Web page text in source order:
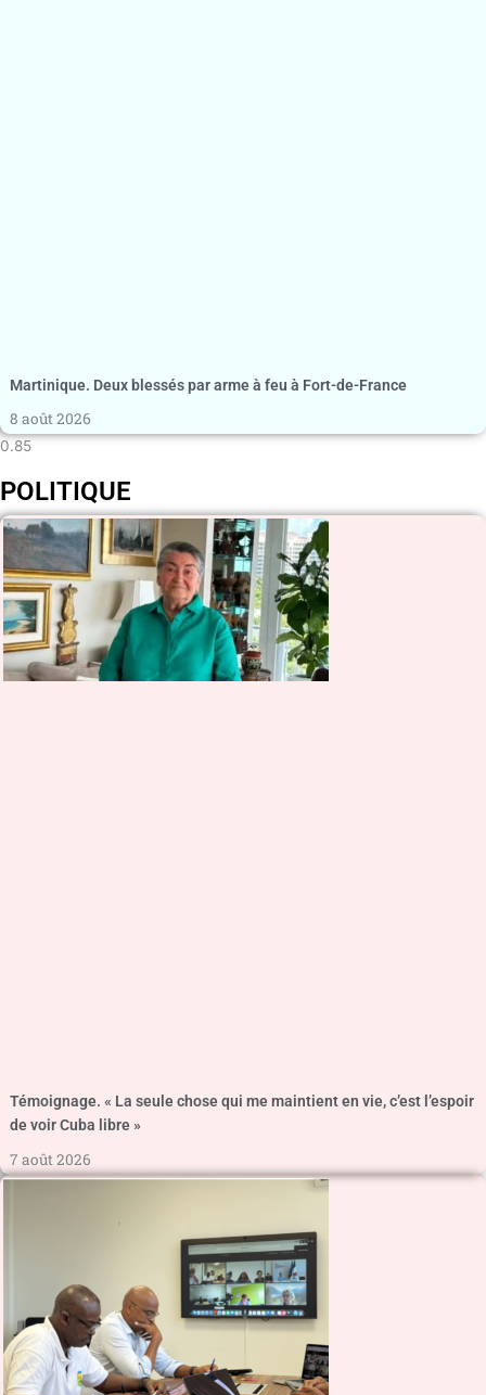
Martinique. Deux blessés par arme à feu à Fort-de-France
8 août 2026
POLITIQUE
Témoignage. « La seule chose qui me maintient en vie, c’est l’espoir
de voir Cuba libre »
7 août 2026